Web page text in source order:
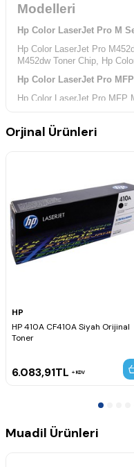
Modelleri
Hp Color LaserJet Pro M
Hp Color LaserJet Pro
M452dw Toner Chip, Hp
Hp Color LaserJet Pro
Hp Color LaserJet Pro MFP
Hp Color LaserJet Pro MFP
Orjinal Ürünleri
HP
HP 410A CF410A Siyah Orijinal
Toner
6.083,91TL KDV
Muadil Ürünleri